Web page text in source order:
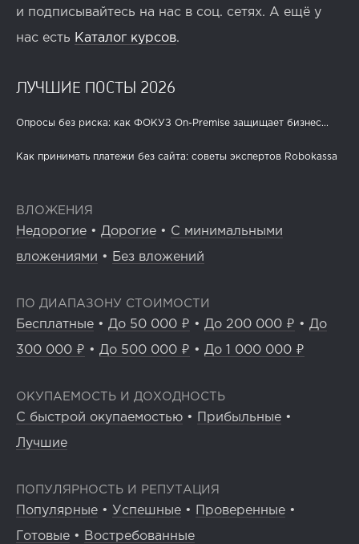
и подписывайтесь на нас в соц. сетях. А ещё у
нас есть Каталог курсов.
ЛУЧШИЕ ПОСТЫ 2026
Опросы без риска: как ФОКУЗ On-Premise защищает бизнес...
Как принимать платежи без сайта: советы экспертов Robokassa
ВЛОЖЕНИЯ
Недорогие • Дорогие • С минимальными
вложениями • Без вложений
ПО ДИАПАЗОНУ СТОИМОСТИ
Бесплатные • До 50 000 ₽ • До 200 000 ₽ • До
300 000 ₽ • До 500 000 ₽ • До 1 000 000 ₽
ОКУПАЕМОСТЬ И ДОХОДНОСТЬ
С быстрой окупаемостью • Прибыльные •
Лучшие
ПОПУЛЯРНОСТЬ И РЕПУТАЦИЯ
Популярные • Успешные • Проверенные •
Готовые • Востребованные